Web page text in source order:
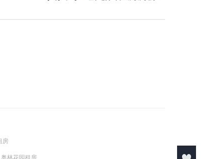
房
奥林花园租房